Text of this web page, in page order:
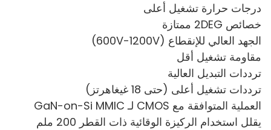
درجات حرارة تشغيل أعلى
خصائص 2DEG ممتازة
الجهد العالي للإنقطاع (600V-1200V)
مقاومة تشغيل أقل
ترددات التبديل العالية
ترددات تشغيل أعلى (حتى 18 غيغاهرتز)
العملية المتوافقة مع CMOS لـ GaN-on-Si MMIC
يقلل استخدام الركيزة الوقائية ذات القطر 200 ملم